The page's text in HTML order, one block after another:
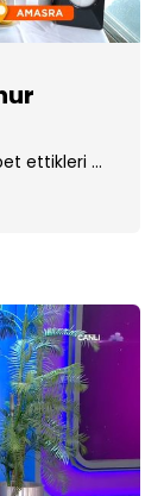
ettikleri ...